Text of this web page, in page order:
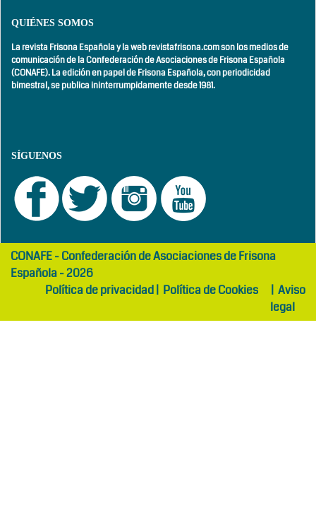
QUIÉNES SOMOS
La revista Frisona Española y la web revistafrisona.com son los medios de
comunicación de la Confederación de Asociaciones de Frisona Española
(CONAFE). La edición en papel de Frisona Española, conperiodicidad
bimestral,se publica ininterrumpidamente desde 1981.
SÍGUENOS
girls
abaya
maltepe
otelCONAFE - Confederación de Asociaciones de Frisona
Española - 2026
Política de privacidad| Política de Cookies | Aviso
legal